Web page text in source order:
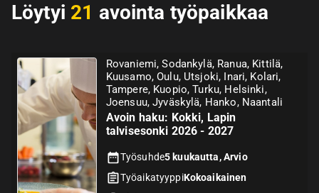
Löytyi 21 avointa työpaikkaa
Rovaniemi, Sodankylä, Ranua, Kittilä,
Kuusamo, Oulu, Utsjoki, Inari, Kolari,
Tampere, Kuopio, Turku, Helsinki,
Joensuu, Jyväskylä, Hanko, Naantali
Avoin haku: Kokki, Lapin
talvisesonki 2026 - 2027
Työsuhde5 kuukautta, Arvio
TyöaikatyyppiKokoaikainen